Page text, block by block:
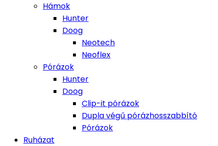
Hámok
Hunter
Doog
Neotech
Neoflex
Pórázok
Hunter
Doog
Clip-it pórázok
Dupla végű pórázhosszabbító
Pórázok
Ruházat